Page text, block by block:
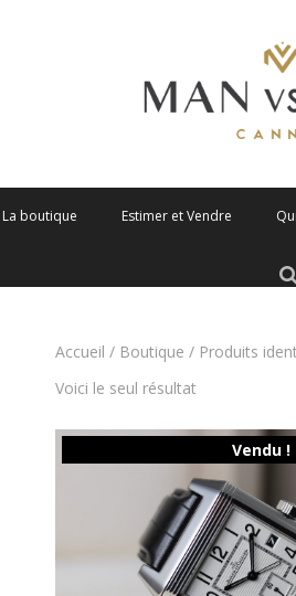
La boutique Estimer et Vendre
Accueil / Boutique / Produits
Voici le seul résultat
Vendu !